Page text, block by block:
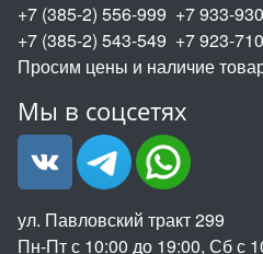
+7 (385-2) 556-999 +7 933-
+7 (385-2) 543-549 +7 923-
Просим цены и наличие
Мы в соцсетях
ул. Павловский тракт 299
Пн-Пт с 10:00 до 19:00, Сб с